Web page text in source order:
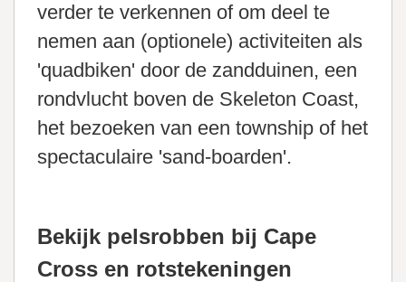
verder te verkennen of om deel te
nemen aan (optionele) activiteiten als
'quadbiken' door de zandduinen, een
rondvlucht boven de Skeleton Coast,
het bezoeken van een township of het
spectaculaire 'sand-boarden'.
Bekijk pelsrobben bij Cape
Cross en rotstekeningen